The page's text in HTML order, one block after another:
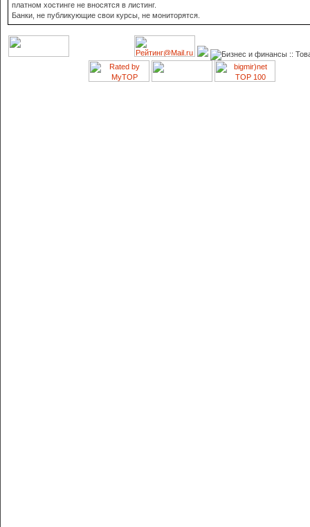
платном хостинге не вносятся в листинг.
Банки, не публикующие свои курсы, не мониторятся.